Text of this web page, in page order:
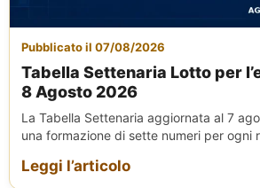
Pubblicato il 07/08/2026
Tabella Settenaria Lotto per
8 Agosto 2026
La Tabella Settenaria aggiornata al 7
una formazione di sette numeri per ogni
Leggi l’articolo